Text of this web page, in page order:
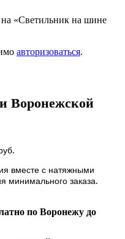
на «Светильник на шине
авторизоваться.
Воронежской
вместе с натяжными
минимального заказа.
по Воронежу до